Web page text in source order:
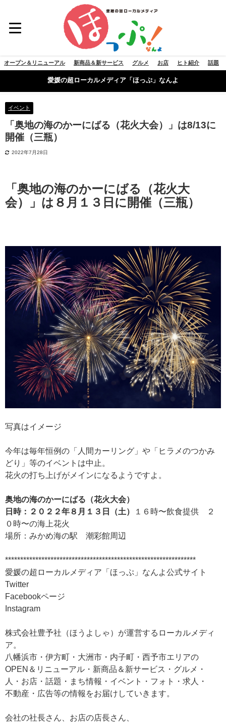
オープン＆リニューアル 新商品＆新サービス グルメ お店 ヒト紹介 話題
愛媛の超ローカルメディア「ほっぷ」なんよ
イベント
「奥地の海のかーにばる（花火大会）」は8/13に
開催（三瓶）
2022年7月28日
「奥地の海のかーにばる（花火大
会）」は８月１３日に開催（三瓶）
写真はイメージ
今年は毎年恒例の「人間カーリング」や「ヒラメのつかみ
どり」等のイベントは中止。
花火の打ち上げがメインになるようですよ。
奥地の海のかーにばる（花火大会）
日時：２０２２年８月１３日（土）
１６時〜飲食提供 ２
０時〜の海上花火
場所：みかめ海の駅 潮彩館周辺
***************************************************************
愛媛の超ローカルメディア「ほっぷ」なんよ公式サイト
Twitter
Facebookページ
Instagram
株式会社豊予社（ほうよしゃ）が運営するローカルメディ
ア。
八幡浜市・伊方町・大洲市・内子町・西予市エリアの
OPEN＆リニューアル・新商品＆新サービス・グルメ・
人・お店・話題・まち情報・イベント・フォト・求人・
不動産・広告等の情報をお届けしていきます。
会社の社長さん、お店の店長さん、